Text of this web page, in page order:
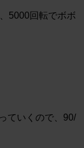
5000回転でボボ
ていくので、90/